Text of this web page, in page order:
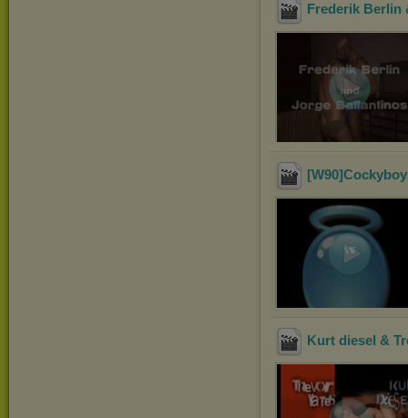
Frederik Berlin
Kurt diesel &